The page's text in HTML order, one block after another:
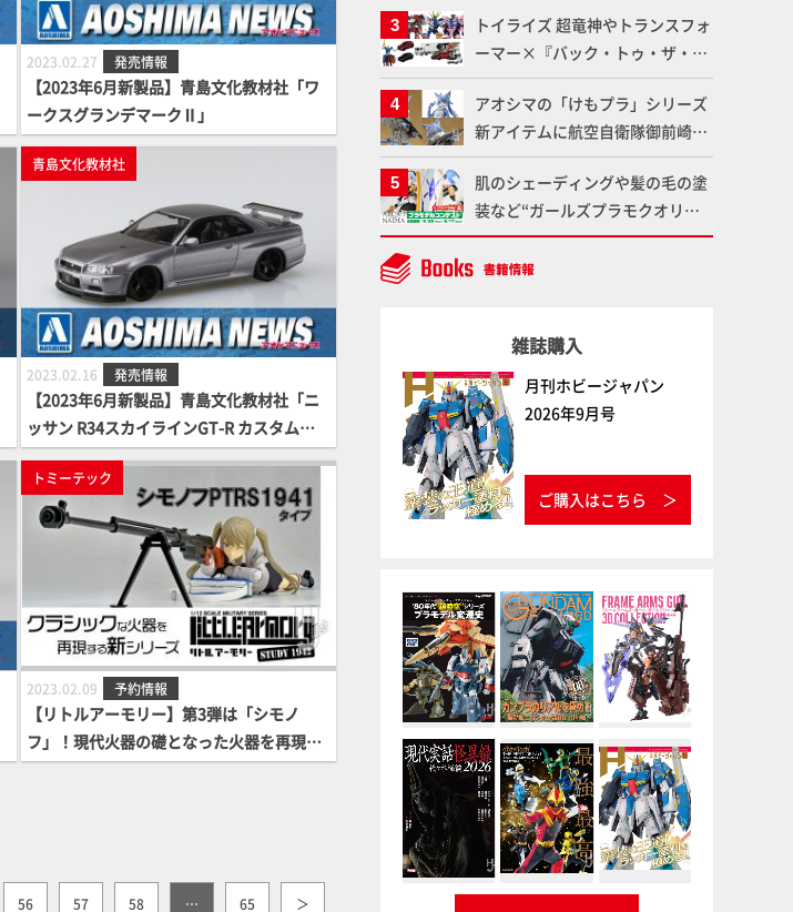
2023.02.27 発売情報
【2023年6月新製品】青島文化教材社「ワ
ークスグランデマークⅡ」
青島文化教材社
2023.02.16 発売情報
【2023年6月新製品】青島文化教材社「ニ
ッサン R34スカイラインGT-R カスタムホ
イール(アスリートシルバー)」
トミーテック
2023.02.09 予約情報
【リトルアーモリー】第3弾は「シモノ
フ」！現代火器の礎となった火器を再現す
るシリーズ『STUDY1942』が始動！
56 57 58 … 65 ＞
ット情報もお届け！【超合金の
魂】
仕上がりに!!【試し読み】
トイライズ 超竜神やトランスフォ
ーマー×『バック・トゥ・ザ・フ
ューチャー』コラボアイテムな
ど、タカラトミーの注目アイテム
をチェック!!【タカラトミー
NEWITEM】
アオシマの「けもプラ」シリーズ
新アイテムに航空自衛隊御前崎分
屯基地の公式キャラクターとして
誕生した「おまねこ」が着任！け
もプラ公式サイト限定版と通常版
の2ラインで発売！
肌のシェーディングや髪の毛の塗
装など“ガールズプラモクオリテ
ィアップ術”で仕上げる！カスタ
ム作例「白騎士ソフィエラ」が完
11:59まで応募受付中】
雑誌購入
月刊ホビージャパン
2026年9月号
ご購入はこちら